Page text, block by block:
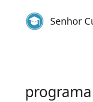
Senhor